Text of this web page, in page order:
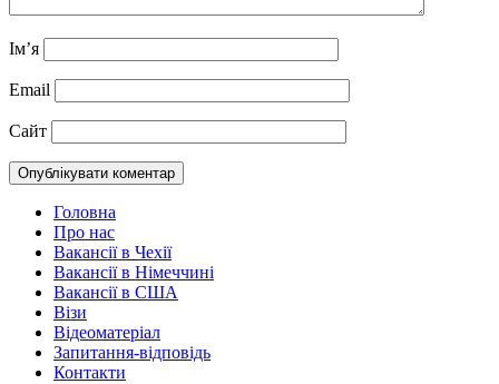
Ім’я
Email
Сайт
Головна
Про нас
Вакансії в Чехії
Вакансії в Німеччині
Вакансії в США
Візи
Відеоматеріал
Запитання-відповідь
Контакти